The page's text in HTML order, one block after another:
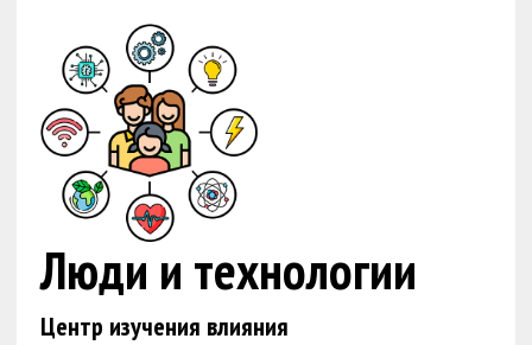
Люди и технологии
Центр изучения влияния